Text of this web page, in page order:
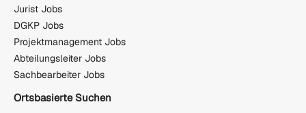
Jurist Jobs
DGKP Jobs
Projektmanagement Jobs
Abteilungsleiter Jobs
Sachbearbeiter Jobs
Ortsbasierte Suchen